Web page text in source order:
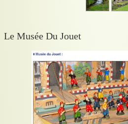
Le Musée Du Jouet